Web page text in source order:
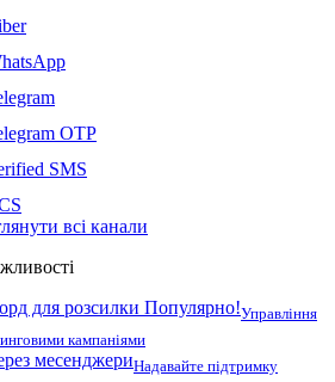
OTP
SMS
всі канали
для розсилки Популярно!Управління
кампаніями
месенджериНадавайте підтримку